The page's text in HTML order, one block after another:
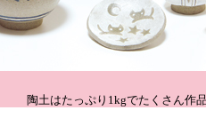
陶土はたっぷり1kgでたくさん作